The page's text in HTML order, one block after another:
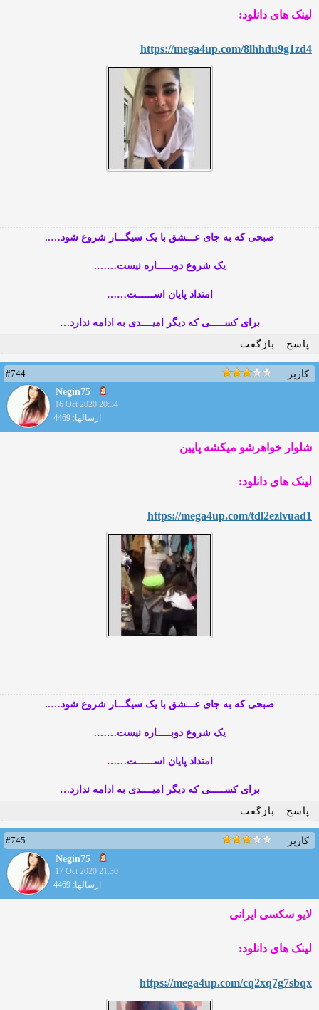
لینک های دانلود:
https://mega4up.com/8lhhdu9g1zd4
صبحی که به جای عـــشق با یک سیگـــار شروع شود…..
یک شروع دوبـــــاره نیست…….
امتداد پایان اســــــت……
برای کســـــی که دیگر امیــــدی به ادامه ندارد…
پاسخ
بازگفت
کاربر
#744
Negin75
16 Oct 2020 20:34
ارسالها: 4469
شلوار خواهرشو میکشه پایین
لینک های دانلود:
https://mega4up.com/tdl2ezlvuad1
صبحی که به جای عـــشق با یک سیگـــار شروع شود…..
یک شروع دوبـــــاره نیست…….
امتداد پایان اســــــت……
برای کســـــی که دیگر امیــــدی به ادامه ندارد…
پاسخ
بازگفت
کاربر
#745
Negin75
17 Oct 2020 21:30
ارسالها: 4469
لایو سکسی ایرانی
لینک های دانلود:
https://mega4up.com/cq2xq7g7sbqx